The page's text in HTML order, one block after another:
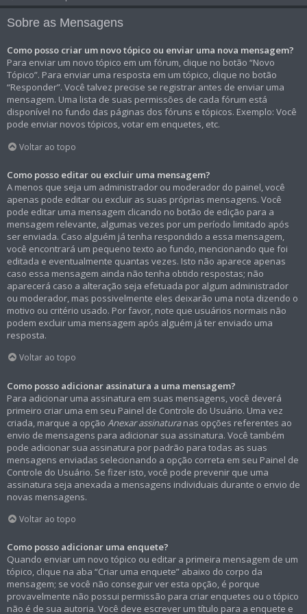
Sobre as Mensagens
Como posso criar um novo tópico ou enviar uma nova mensagem?
Para enviar um novo tópico em um fórum, clique no botão “Novo
Tópico”. Para enviar uma resposta em um tópico, clique no botão
“Responder”. Você talvez precise se registrar antes de enviar uma
mensagem. Uma lista de suas permissões de cada fórum está
disponível no fundo das páginas dos fóruns e tópicos. Exemplo: Você
pode enviar novos tópicos, votar em enquetes, etc.
Voltar ao topo
Como posso editar ou excluir uma mensagem?
A menos que seja um administrador ou moderador do painel, você
apenas pode editar ou excluir as suas próprias mensagens. Você
pode editar uma mensagem clicando no botão de edição para a
mensagem relevante, algumas vezes por um período limitado após
ser enviada. Caso alguém já tenha respondido a essa mensagem,
você encontrará um pequeno texto ao fundo, mencionando que foi
editada e eventualmente quantas vezes. Isto não aparece apenas
caso essa mensagem ainda não tenha obtido respostas; não
aparecerá caso a alteração seja efetuada por algum administrador
ou moderador, mas possivelmente eles deixarão uma nota dizendo o
motivo ou critério usado. Por favor, note que usuários normais não
podem excluir uma mensagem após alguém já ter enviado uma
resposta.
Voltar ao topo
Como posso adicionar assinatura a uma mensagem?
Para adicionar uma assinatura em suas mensagens, você deverá
primeiro criar uma em seu Painel de Controle do Usuário. Uma vez
criada, marque a opção Anexar assinaturanas opções referentes ao
envio de mensagens para adicionar sua assinatura. Você também
pode adicionar sua assinatura por padrão para todas as suas
mensagens enviadas selecionando a opção correta em seu Painel de
Controle do Usuário. Se fizer isto, você pode prevenir que uma
assinatura seja anexada a mensagens individuais durante o envio de
novas mensagens.
Voltar ao topo
Como posso adicionar uma enquete?
Quando enviar um novo tópico ou editar a primeira mensagem de um
tópico, clique na aba “Criar uma enquete” abaixo do corpo da
mensagem; se você não conseguir ver esta opção, é porque
provavelmente não possui permissão para criar enquetes ou o tópico
não é de sua autoria. Você deve escrever um título para a enquete e